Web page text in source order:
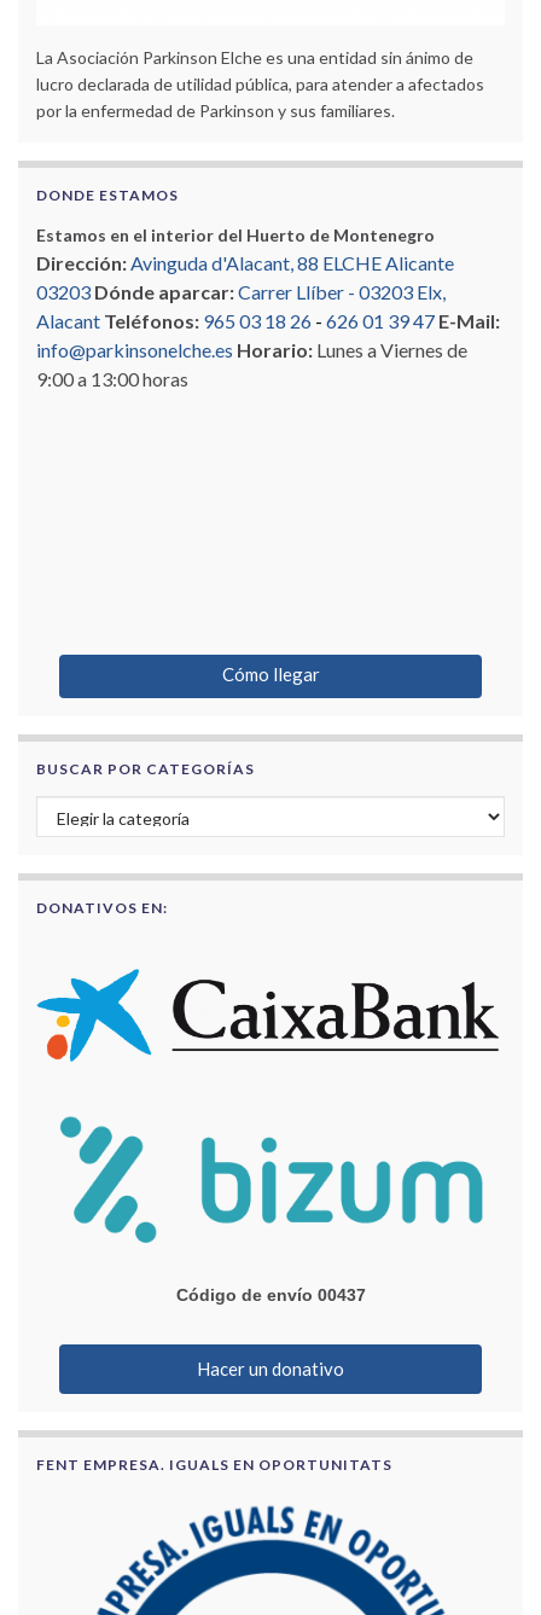
La Asociación Parkinson Elche es una entidad sin ánimo de
lucro declarada de utilidad pública, para atender a afectados
por la enfermedad de Parkinson y sus familiares.
DONDE ESTAMOS
Estamos en el interior del Huerto de Montenegro
Dirección:Avinguda d'Alacant, 88 ELCHE Alicante
03203 Dónde aparcar:Carrer Llíber - 03203 Elx,
Alacant Teléfonos: 965 03 18 26 - 626 01 39 47 E-Mail:
info@parkinsonelche.es Horario: Lunes a Viernes de
9:00 a 13:00 horas
Cómo llegar
BUSCAR POR CATEGORÍAS
Buscar por categorías
DONATIVOS EN:
Código de envío 00437
Hacer un donativo
FENT EMPRESA. IGUALS EN OPORTUNITATS